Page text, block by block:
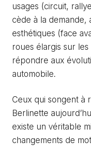
usages (circuit,
cède à la demande,
esthétiques (face
roues élargis sur
répondre aux
automobile.
Ceux qui songent à
Berlinette
existe un véritable
changements de